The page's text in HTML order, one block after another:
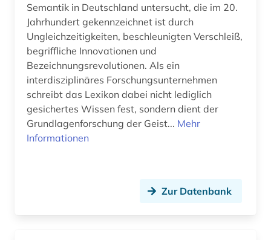
audiodatei (1)
audiovisuelles material (1)
aufführung (6)
aufklärung (3)
aufsatz (1)
Russland, Sowjetunion (5)
Sachsen (1)
Sachsen-Anhalt (1)
Schweden (19)
Schweiz (7)
Serbien (1)
Slowenien (1)
Semantik in Deutschland untersucht, die im 20.
Jahrhundert gekennzeichnet ist durch
Ungleichzeitigkeiten, beschleunigten Verschleiß,
begriffliche Innovationen und
Bezeichnungsrevolutionen. Als ein
interdisziplinäres Forschungsunternehmen
schreibt das Lexikon dabei nicht lediglich
gesichertes Wissen fest, sondern dient der
Grundlagenforschung der Geist... Mehr
Informationen
Zur Datenbank